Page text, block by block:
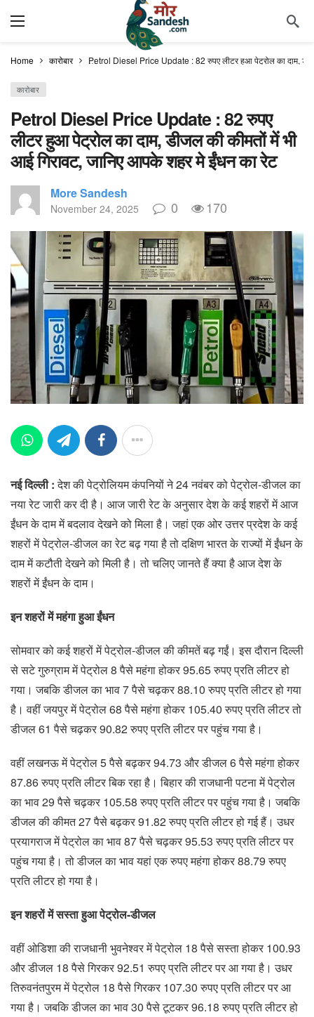
Home कारोबार Petrol Diesel Price Update : 82 रुपए लीटर हुआ पेट्रोल का दाम,
कारोबार
Petrol Diesel Price Update : 82 रुपए
लीटर हुआ पेट्रोल का दाम, डीजल की कीमतों में भी
आई गिरावट, जानिए आपके शहर मे ईंधन का रेट
More Sandesh
November 24, 2025 0 170
नई दिल्ली :देश की पेट्रोलियम कंपनियों ने 24 नवंबर को पेट्रोल-डीजल का
नया रेट जारी कर ​दी है। आज जारी रेट के अनुसार देश के कई शहरों में आज
ईंधन के दाम में बदलाव देखने को मिला है। जहां एक ओर उत्तर प्रदेश के कई
शहरों में पेट्रोल-डीजल का रेट बढ़ गया है तो दक्षिण भारत के राज्यों में ईंधन के
दाम में कटौती देखने को मिली है। तो चलिए जानते हैं क्या है आज देश के
शहरों में ईंधन के दाम।
इन शहरों में महंगा हुआ ईंधन
सोमवार को कई शहरों में पेट्रोल-डीजल की कीमतें बढ़ गईं। इस दौरान दिल्ली
से सटे गुरुग्राम में पेट्रोल 8 पैसे महंगा होकर 95.65 रुपए प्रति लीटर हो
गया। जबकि डीजल का भाव 7 पैसे चढ़कर 88.10 रुपए प्रति लीटर हो गया
है। वहीं जयपुर में पेट्रोल 68 पैसे महंगा होकर 105.40 रुपए प्रति लीटर तो
डीजल 61 पैसे चढ़कर 90.82 रुपए प्रति लीटर पर पहुंच गया है।
वहीं लखनऊ में पेट्रोल 5 पैसे बढ़कर 94.73 और डीजल 6 पैसे महंगा होकर
87.86 रुपए प्रति लीटर बिक रहा है। बिहार की राजधानी पटना में पेट्रोल
का भाव 29 पैसे चढ़कर 105.58 रुपए प्रति लीटर पर पहुंच गया है। जबकि
डीजल की कीमत 27 पैसे बढ़कर 91.82 रुपए प्रति लीटर हो गई हैं। उधर
प्रयागराज में पेट्रोल का भाव 87 पैसे चढ़कर 95.53 रुपए प्रति लीटर पर
पहुंच गया है। तो डीजल का भाव यहां एक रुपए महंगा होकर 88.79 रुपए
प्रति लीटर हो गया है।
इन शहरों में सस्ता हुआ पेट्रोल-डीजल
वहीं ओडिशा की राजधानी भुवनेश्वर में पेट्रोल 18 पैसे सस्ता होकर 100.93
और डीजल 18 पैसे गिरकर 92.51 रुपए प्रति लीटर पर आ गया है। उधर
तिरुवनंतपुरम में पेट्रोल 18 पैसे गिरकर 107.30 रुपए प्रति लीटर पर आ
गया है। जबकि डीजल का भाव 30 पैसे टूटकर 96.18 रुपए प्रति लीटर हो